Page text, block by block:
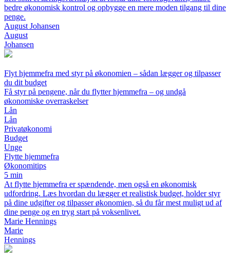
bedre økonomisk kontrol og opbygge en mere moden tilgang til dine
penge.
August Johansen
August
Johansen
Flyt hjemmefra med styr på økonomien – sådan lægger og tilpasser
du dit budget
Få styr på pengene, når du flytter hjemmefra – og undgå
økonomiske overraskelser
Lån
Lån
Privatøkonomi
Budget
Unge
Flytte hjemmefra
Økonomitips
5 min
At flytte hjemmefra er spændende, men også en økonomisk
udfordring. Læs hvordan du lægger et realistisk budget, holder styr
på dine udgifter og tilpasser økonomien, så du får mest muligt ud af
dine penge og en tryg start på voksenlivet.
Marie Hennings
Marie
Hennings